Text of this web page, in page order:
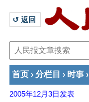
↺ 返回
首页 › 分栏目 › 时事 ›
2005年12月3日 发表